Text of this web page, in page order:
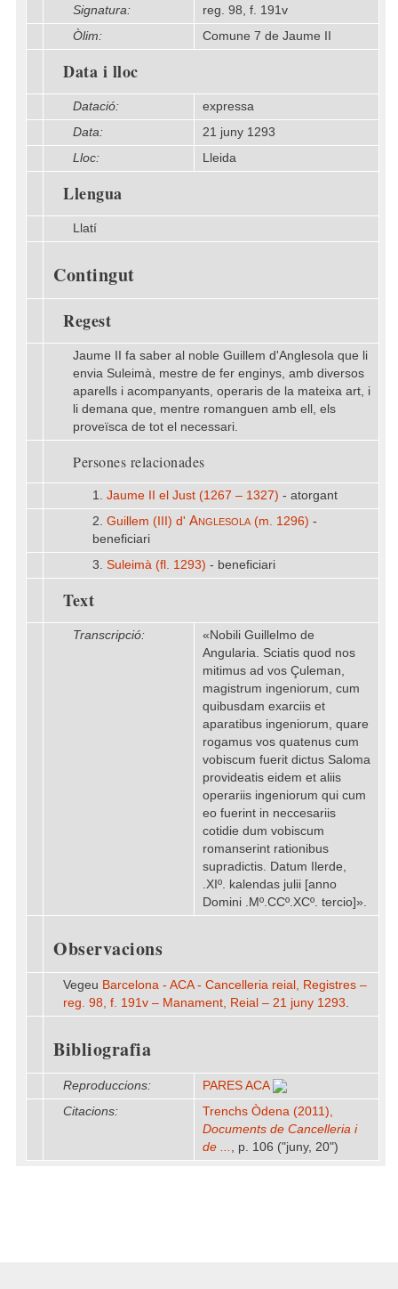
Signatura:
reg. 98, f. 191v
Òlim:
Comune 7 de Jaume II
Data i lloc
Datació:
expressa
Data:
21 juny 1293
Lloc:
Lleida
Llengua
Llatí
Contingut
Regest
Jaume II fa saber al noble Guillem d'Anglesola que li
envia Suleimà, mestre de fer enginys, amb diversos
aparells i acompanyants, operaris de la mateixa art, i
li demana que, mentre romanguen amb ell, els
proveïsca de tot el necessari.
Persones relacionades
1. Jaume II el Just (1267 – 1327) - atorgant
2. Guillem (III) d' Anglesola(m. 1296) -
beneficiari
3. Suleimà (fl. 1293) - beneficiari
Text
Transcripció:
«Nobili Guillelmo de
Angularia. Sciatis quod nos
mitimus ad vos Çuleman,
magistrum ingeniorum, cum
quibusdam exarciis et
aparatibus ingeniorum, quare
rogamus vos quatenus cum
vobiscum fuerit dictus Saloma
provideatis eidem et aliis
operariis ingeniorum qui cum
eo fuerint in neccesariis
cotidie dum vobiscum
romanserint rationibus
supradictis. Datum Ilerde,
.XIº. kalendas julii [anno
Domini .Mº.CCº.XCº. tercio]».
Observacions
Vegeu Barcelona - ACA - Cancelleria reial, Registres –
reg. 98, f. 191v – Manament, Reial – 21 juny 1293.
Bibliografia
Reproduccions:
PARES ACA
Citacions:
Trenchs Òdena (2011),
Documents de Cancelleria i
de ... , p. 106 ("juny, 20")